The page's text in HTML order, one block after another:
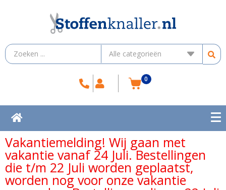
0
Vakantiemelding! Wij gaan met
vakantie vanaf 24 Juli. Bestellingen
die t/m 22 Juli worden geplaatst,
worden nog voor onze vakantie